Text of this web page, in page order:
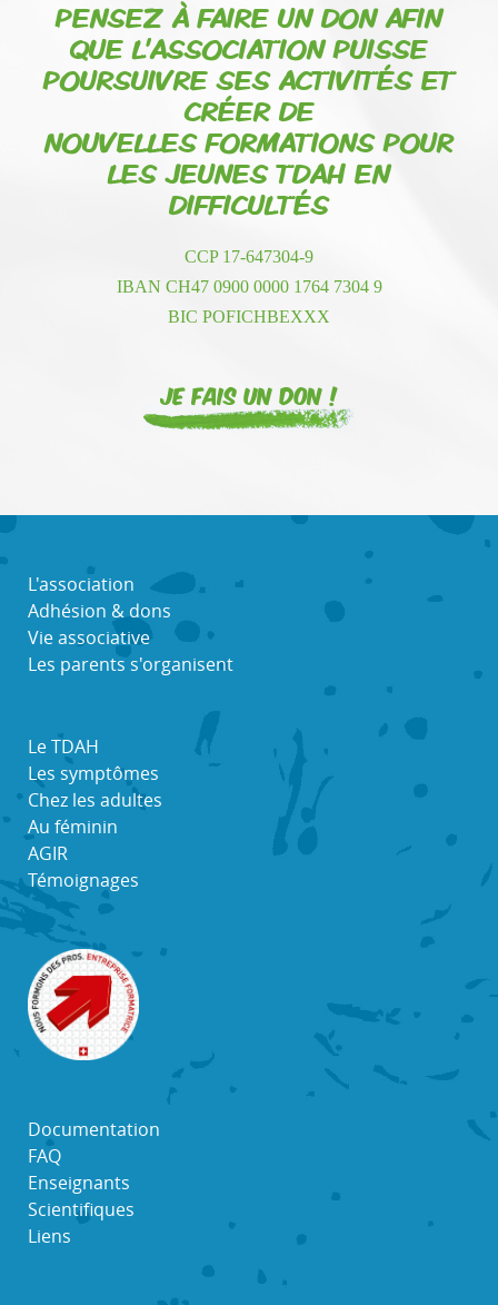
PENSEZ À FAIRE UN DON AFIN
QUE L'ASSOCIATION PUISSE
POURSUIVRE SES ACTIVITÉS ET
CRÉER DE
NOUVELLES FORMATIONS POUR
LES JEUNES TDAH EN
DIFFICULTÉS
CCP 17-647304-9
IBAN CH47 0900 0000 1764 7304 9
BIC POFICHBEXXX
Je fais un don !
L'association
Adhésion & dons
Vie associative
Les parents s'organisent
Le TDAH
Les symptômes
Chez les adultes
Au féminin
AGIR
Témoignages
Documentation
FAQ
Enseignants
Scientifiques
Liens